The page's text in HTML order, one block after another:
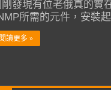
剛發現有位老俄真的實
所需的元件，安裝
閱讀更多 »